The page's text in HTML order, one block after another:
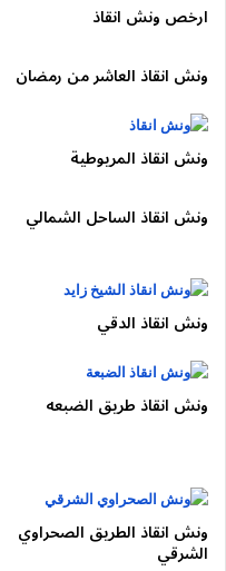
🔹 ونش حوادث
وهيكل السيارة.
خدمة مخصصة للسيارات
🔹 نقل سيارات
نقل سيارات جديدة أو
مصر.
رقم ونش التجمع:
📍 مناطق تغطية
نغطي جميع مناطق القاهرة
ارخص ونش انقاذ
ونش انقاذ العاشر من رمضان
ونش انقاذ المريوطية
ونش انقاذ الساحل الشمالي
ونش انقاذ الدقي
ونش انقاذ طريق الضبعه
ونش انقاذ الطريق الصحراوي
الشرقي